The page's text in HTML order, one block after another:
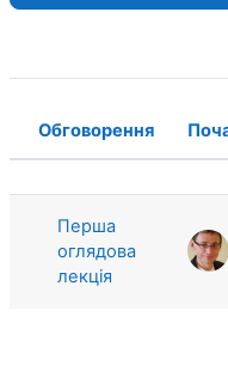
Статус
Обговорення
Перша
оглядова
лекція